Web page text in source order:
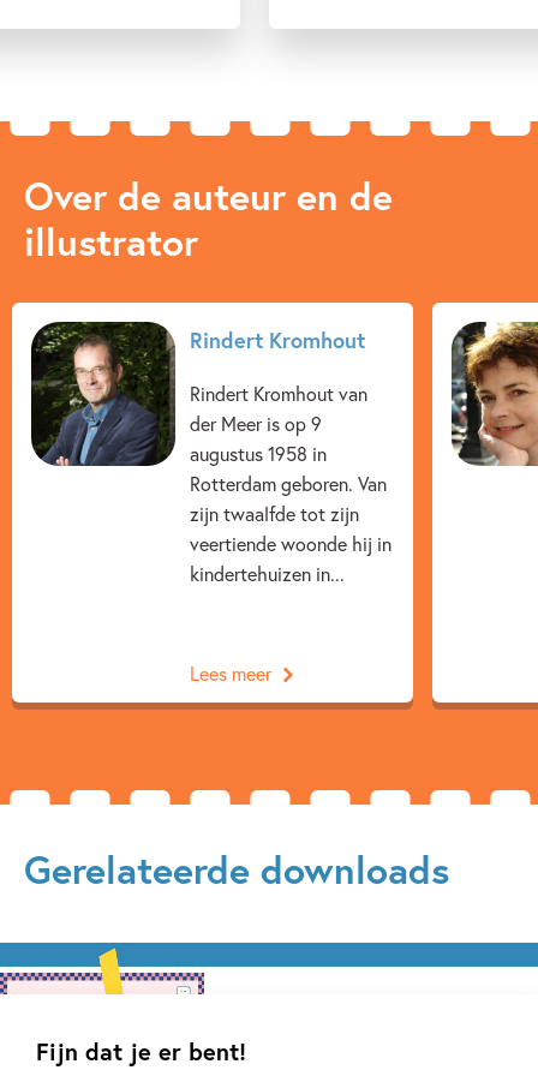
Fijn dat je er bent!
Over de auteur en de
illustrator
Rindert Kromhout
Rindert Kromhout van
der Meer is op 9
augustus 1958 in
Rotterdam geboren. Van
zijn twaalfde tot zijn
veertiende woonde hij in
kindertehuizen in...
Lees meer
Gerelateerde downloads